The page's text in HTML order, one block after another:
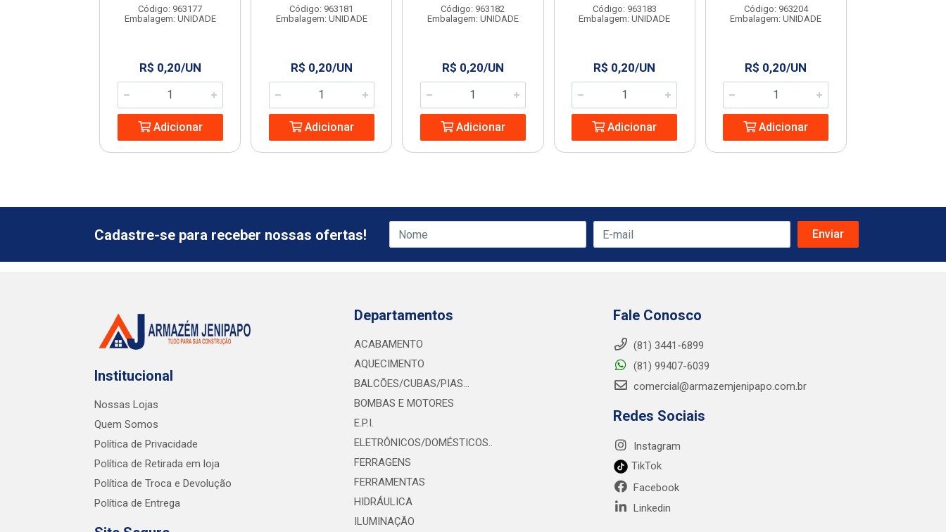
Código: 963177
Embalagem: UNIDADE
R$ 0,20/UN
Adicionar
Código: 963181
Embalagem: UNIDADE
R$ 0,20/UN
Adicionar
Código: 963182
Embalagem: UNIDADE
R$ 0,20/UN
Adicionar
Código: 963183
Embalagem: UNIDADE
R$ 0,20/UN
Adicionar
Código: 963204
Embalagem: UNIDADE
R$ 0,20/UN
Adicionar
Cadastre-se para receber nossas ofertas!
Institucional
Nossas Lojas
Quem Somos
Política de Privacidade
Política de Retirada em loja
Política de Troca e Devolução
Política de Entrega
Departamentos
ACABAMENTO
AQUECIMENTO
BALCÕES/CUBAS/PIAS...
BOMBAS E MOTORES
E.P.I.
ELETRÔNICOS/DOMÉSTICOS..
FERRAGENS
FERRAMENTAS
HIDRÁULICA
ILUMINAÇÃO
Fale Conosco
(81) 3441-6899
(81) 99407-6039
comercial@armazemjenipapo.com.br
Redes Sociais
Instagram
TikTok
Facebook
Linkedin